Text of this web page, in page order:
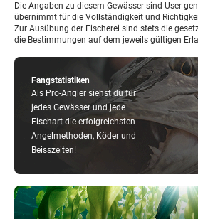
Fangstatistiken
Als Pro-Angler siehst du für
jedes Gewässer und jede
Fischart die erfolgreichsten
Angelmethoden, Köder und
Beisszeiten!
Die Angaben zu diesem Gewässer sind User
übernimmt für die Vollständigkeit und
Zur Ausübung der Fischerei sind stets die
die Bestimmungen auf dem jeweils gültigen